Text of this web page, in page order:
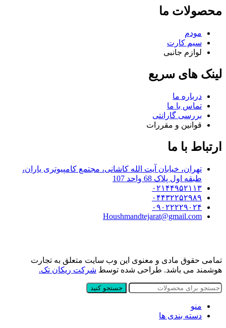
محصولات ما
مودم
سیم کارت
لوازم جانبی
لینک های سریع
درباره ما
تماس با ما
بررسی گارانتی
قوانین و مقررات
ارتباط با ما
تهران، خیابان آیت الله کاشانی، مجتمع کامپیوتری یاران،
طبقه اول پلاک 68 واحد 107
۰۲۱۴۴۹۵۲۱۱۳
۰۴۴۳۲۲۵۲۹۸۹
۰۹۰۲۲۲۲۹۰۲۴
Houshmandtejarat@gmail.com
تمامی حقوق مادی و معنوی این وب سایت متعلق به تجارت
هوشمند می باشد. طراحی شده توسط شرکت ریکان تک.
جستجو کنید
منو
دسته بندی ها